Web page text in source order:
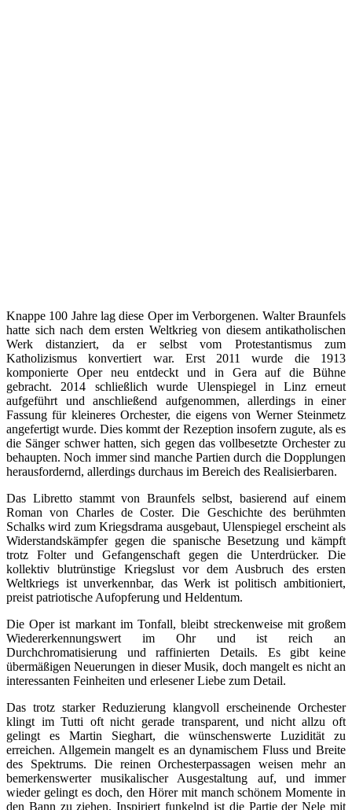
Knappe 100 Jahre lag diese Oper im Verborgenen. Walter Braunfels
hatte sich nach dem ersten Weltkrieg von diesem antikatholischen
Werk distanziert, da er selbst vom Protestantismus zum
Katholizismus konvertiert war. Erst 2011 wurde die 1913
komponierte Oper neu entdeckt und in Gera auf die Bühne
gebracht. 2014 schließlich wurde Ulenspiegel in Linz erneut
aufgeführt und anschließend aufgenommen, allerdings in einer
Fassung für kleineres Orchester, die eigens von Werner Steinmetz
angefertigt wurde. Dies kommt der Rezeption insofern zugute, als es
die Sänger schwer hatten, sich gegen das vollbesetzte Orchester zu
behaupten. Noch immer sind manche Partien durch die Dopplungen
herausfordernd, allerdings durchaus im Bereich des Realisierbaren.
Das Libretto stammt von Braunfels selbst, basierend auf einem
Roman von Charles de Coster. Die Geschichte des berühmten
Schalks wird zum Kriegsdrama ausgebaut, Ulenspiegel erscheint als
Widerstandskämpfer gegen die spanische Besetzung und kämpft
trotz Folter und Gefangenschaft gegen die Unterdrücker. Die
kollektiv blutrünstige Kriegslust vor dem Ausbruch des ersten
Weltkriegs ist unverkennbar, das Werk ist politisch ambitioniert,
preist patriotische Aufopferung und Heldentum.
Die Oper ist markant im Tonfall, bleibt streckenweise mit großem
Wiedererkennungswert im Ohr und ist reich an
Durchchromatisierung und raffinierten Details. Es gibt keine
übermäßigen Neuerungen in dieser Musik, doch mangelt es nicht an
interessanten Feinheiten und erlesener Liebe zum Detail.
Das trotz starker Reduzierung klangvoll erscheinende Orchester
klingt im Tutti oft nicht gerade transparent, und nicht allzu oft
gelingt es Martin Sieghart, die wünschenswerte Luzidität zu
erreichen. Allgemein mangelt es an dynamischem Fluss und Breite
des Spektrums. Die reinen Orchesterpassagen weisen mehr an
bemerkenswerter musikalischer Ausgestaltung auf, und immer
wieder gelingt es doch, den Hörer mit manch schönem Momente in
den Bann zu ziehen. Inspiriert funkelnd ist die Partie der Nele mit